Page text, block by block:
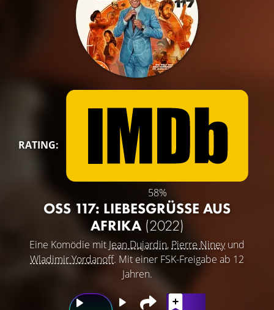
RATING:
58%
OSS 117: LIEBESGRÜSSE AUS A
FRIKA (2022)
Eine Komödie mitJean Dujardin, Pierre Nineyund
Wladimir Yordanoff. Mit einer FSK-Freigabe ab 12
Jahren.